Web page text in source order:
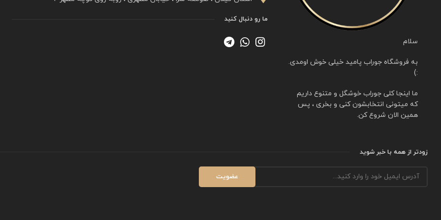
سلام
به فروشگاه جوراب پامید خیلی خوش اومدی.
:)
ما اینجا کلی جوراب خوشگل و متنوع داریم
که میتونی انتخابشون کنی و بخری ، پس
همین الان شروع کن.
ما رو دنبال کنید
زودتر از همه با خبر شوید